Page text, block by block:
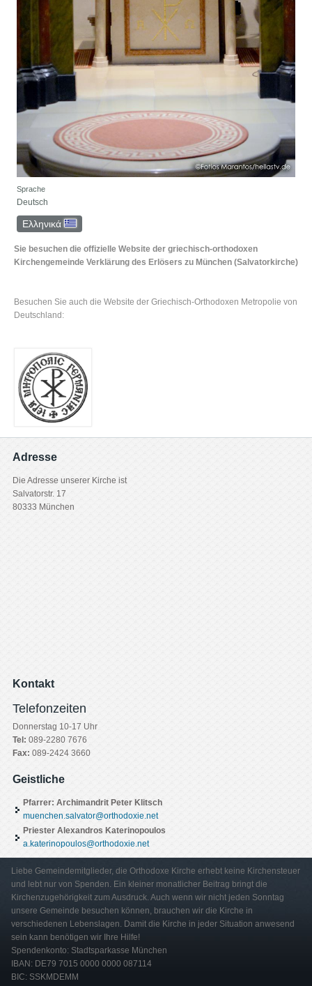
Sprache
Deutsch
Ελληνικά
Sie besuchen die offizielle Website der griechisch-orthodoxen
Kirchengemeinde Verklärung des Erlösers zu München (Salvatorkirche)
Besuchen Sie auch die Website der Griechisch-Orthodoxen Metropolie von
Deutschland:
Adresse
Die Adresse unserer Kirche ist
Salvatorstr. 17
80333 München
Kontakt
Telefonzeiten
Donnerstag 10-17 Uhr
Tel: 089-2280 7676
Fax: 089-2424 3660
Geistliche
Pfarrer: Archimandrit Peter Klitsch
muenchen.salvator@orthodoxie.net
Priester Alexandros Katerinopoulos
a.katerinopoulos@orthodoxie.net
Liebe Gemeindemitglieder, die Orthodoxe Kirche erhebt keine Kirchensteuer
und lebt nur von Spenden. Ein kleiner monatlicher Beitrag bringt die
Kirchenzugehörigkeit zum Ausdruck. Auch wenn wir nicht jeden Sonntag
unsere Gemeinde besuchen können, brauchen wir die Kirche in
verschiedenen Lebenslagen. Damit die Kirche in jeder Situation anwesend
sein kann benötigen wir Ihre Hilfe!
Spendenkonto: Stadtsparkasse München
IBAN: DE79 7015 0000 0000 087114
BIC: SSKMDEMM